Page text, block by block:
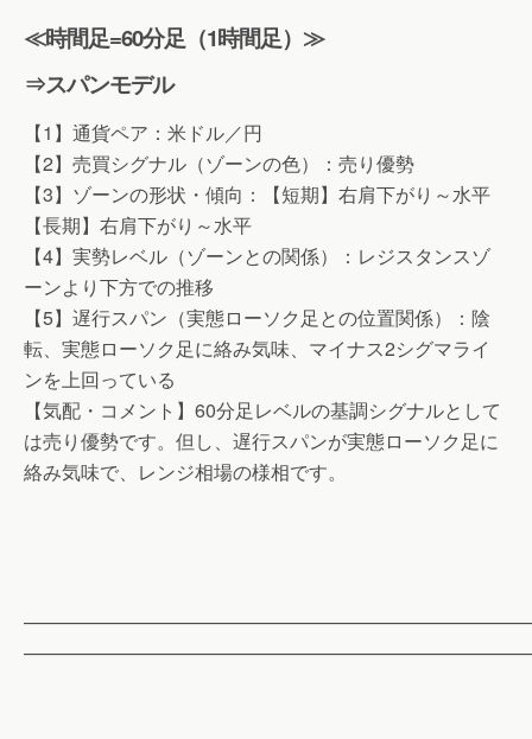
≪時間足=60分足（1時間足）≫
⇒スパンモデル
【1】通貨ペア：米ドル／円
【2】売買シグナル（ゾーンの色）：売り優勢
【3】ゾーンの形状・傾向：【短期】右肩下がり～水平
【長期】右肩下がり～水平
【4】実勢レベル（ゾーンとの関係）：レジスタンスゾ
ーンより下方での推移
【5】遅行スパン（実態ローソク足との位置関係）：陰
転、実態ローソク足に絡み気味、マイナス2シグマライ
ンを上回っている
【気配・コメント】60分足レベルの基調シグナルとして
は売り優勢です。但し、遅行スパンが実態ローソク足に
絡み気味で、レンジ相場の様相です。